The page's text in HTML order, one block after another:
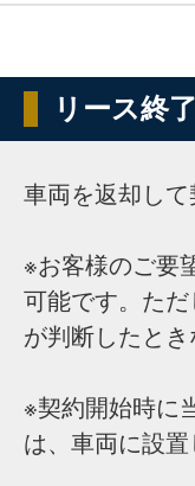
リース終
車両を返却し
※お客様のご要
可能です。た
が判断したと
※契約開始時に
は、車両に設置